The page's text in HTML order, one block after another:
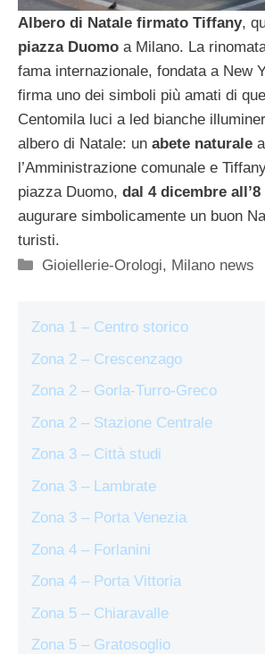
Albero di Natale firmato Tiffany,
piazza Duomo a Milano. La
fama internazionale, fondata a New
firma uno dei simboli più amati di
Centomila luci a led bianche
albero di Natale: un abete naturale
l’Amministrazione comunale e
piazza Duomo, dal 4 dicembre
augurare simbolicamente un buon
turisti.
Categorie
Gioiellerie-Orologi, Milano news
Zona 1 – Centro storico
Zona 2 – Crescenzago
Zona 2 – Gorla-Turro-Greco
Zona 2 – Stazione Centrale
Zona 3 – Città studi
Zona 3 – Lambrate
Zona 3 – Porta Venezia
Zona 4 – Forlanini
Zona 4 – Porta Vittoria
Zona 5 – Chiaravalle
Zona 5 – Gratosoglio